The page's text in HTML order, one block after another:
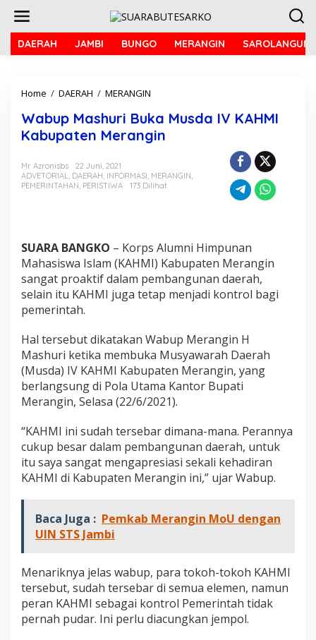
DAERAH JAMBI BUNGO MERANGIN SAROLANGUN
Home / DAERAH / MERANGIN
b
u
p
s
B
u
k
a
M
d
a
I
V
K
A
I
K
a
b
a
t
e
r
a
n
g
Wabup Mashuri Buka Musda IV KAHMI
Kabupaten Merangin
Mr Azronisbs
22 Juni, 2021
ADVETORIAL, DAERAH, INFORMASI, MERANGIN,
PEMERINTAHAN, PERISTIWA 173 Dilihat
SUARA BANGKO – Korps Alumni Himpunan
Mahasiswa Islam (KAHMI) Kabupaten Merangin
sangat proaktif dalam pembangunan daerah,
selain itu KAHMI juga tetap menjadi kontrol bagi
pemerintah.
Hal tersebut dikatakan Wabup Merangin H
Mashuri ketika membuka Musyawarah Daerah
(Musda) IV KAHMI Kabupaten Merangin, yang
berlangsung di Pola Utama Kantor Bupati
Merangin, Selasa (22/6/2021).
“KAHMI ini sudah tersebar dimana-mana. Perannya
cukup besar dalam pembangunan daerah, untuk
itu saya sangat mengapresiasi sekali kehadiran
KAHMI di Kabupaten Merangin ini,” ujar Wabup.
Baca Juga : Pemkab Merangin MoU dengan
UIN STS Jambi
Menariknya jelas wabup, para tokoh-tokoh KAHMI
tersebut, sudah tersebar di semua elemen, namun
peran KAHMI sebagai kontrol Pemerintah tidak
pernah pudar. Ini perlu diacungkan jempol.